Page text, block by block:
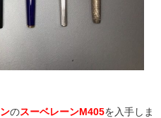
のスーベレーンM405を入手しま